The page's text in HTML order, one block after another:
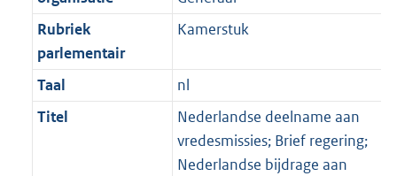
Rubriek
parlementair
Kamerstuk
Taal
nl
Titel
Nederlandse deelname aan
vredesmissies; Brief regering;
Nederlandse bijdrage aan